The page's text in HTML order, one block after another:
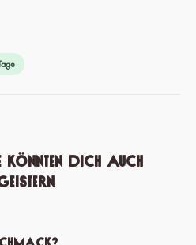
könnten dich auch